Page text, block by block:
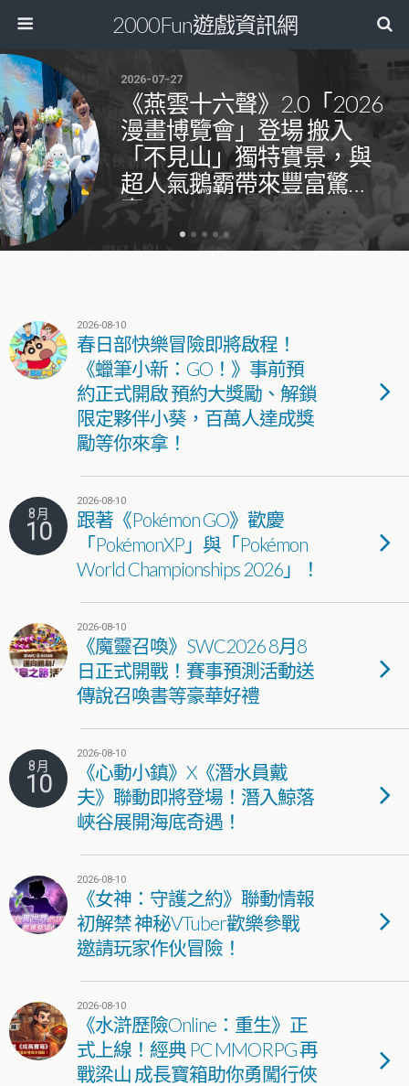
2000Fun遊戲資訊網
2026-07-27
《燕雲十六聲》2.0「2026
漫畫博覽會」登場 搬入
「不見山」獨特實景，與
超人氣鵝霸帶來豐富驚
喜！
2026-08-10
春日部快樂冒險即將啟程！
《蠟筆小新：GO！》事前預
約正式開啟 預約大獎勵、解鎖
限定夥伴小葵，百萬人達成獎
勵等你來拿！
8 月
10
2026-08-10
跟著《Pokémon GO》歡慶
「PokémonXP」與「Pokémon
World Championships 2026」！
2026-08-10
《魔靈召喚》SWC2026 8月8
日正式開戰！賽事預測活動送
傳說召喚書等豪華好禮
8 月
10
2026-08-10
《心動小鎮》X《潛水員戴
夫》聯動即將登場！潛入鯨落
峽谷展開海底奇遇！
2026-08-10
《女神：守護之約》聯動情報
初解禁 神秘VTuber歡樂參戰
邀請玩家作伙冒險！
2026-08-10
《水滸歷險Online：重生》正
式上線！經典 PC MMORPG 再
戰梁山 成長寶箱助你勇闖行俠